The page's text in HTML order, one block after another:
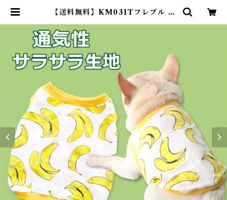
【送料無料】KM031Tフレブル タ
服 ドックウェア バナナ | DearKM
❤︎フレンチブルドック孔明